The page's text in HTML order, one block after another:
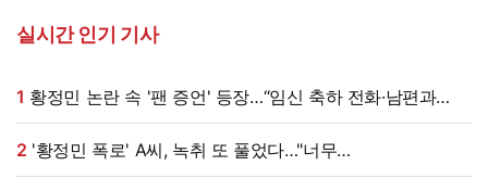
실시간 인기 기사
1
식사도”
2
섹시해"·"안아보고 싶다=마음의 소리 인정" 주장 [엑's 이슈]